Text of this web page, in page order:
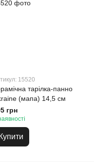
15520
тарілка-панно
(мапа) 14,5 см
грн
Купити